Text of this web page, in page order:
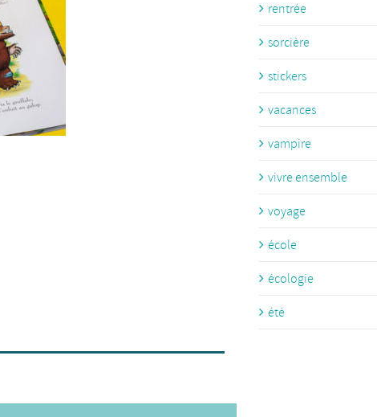
rentrée
sorcière
stickers
vacances
vampire
vivre ensemble
voyage
école
écologie
été